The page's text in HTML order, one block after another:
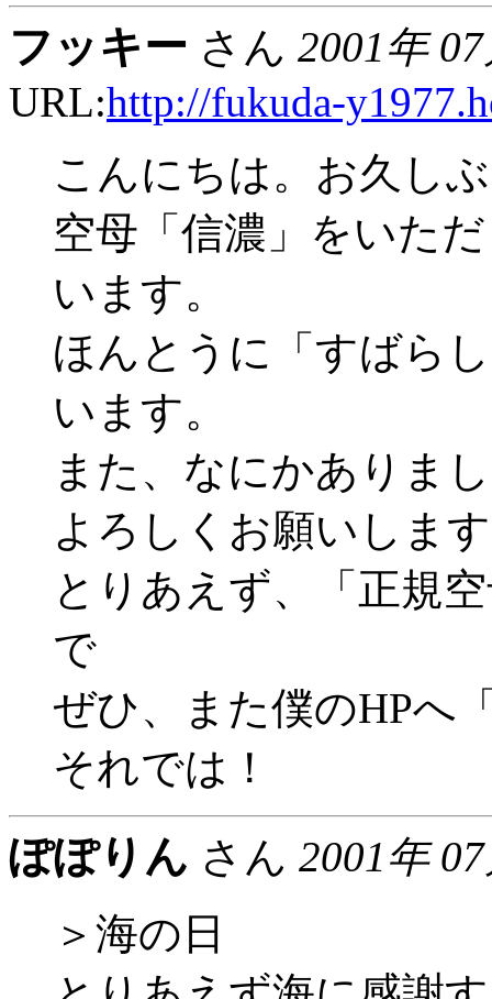
フッキー さん 2001年
URL:http://fukuda-
こんにちは。お久し
空母「信濃」をいた
います。
ほんとうに「すばら
います。
また、なにかありま
よろしくお願いしま
とりあえず、「正規
で
ぜひ、また僕のHPへ
それでは！
ぽぽりん さん 2001年
＞海の日